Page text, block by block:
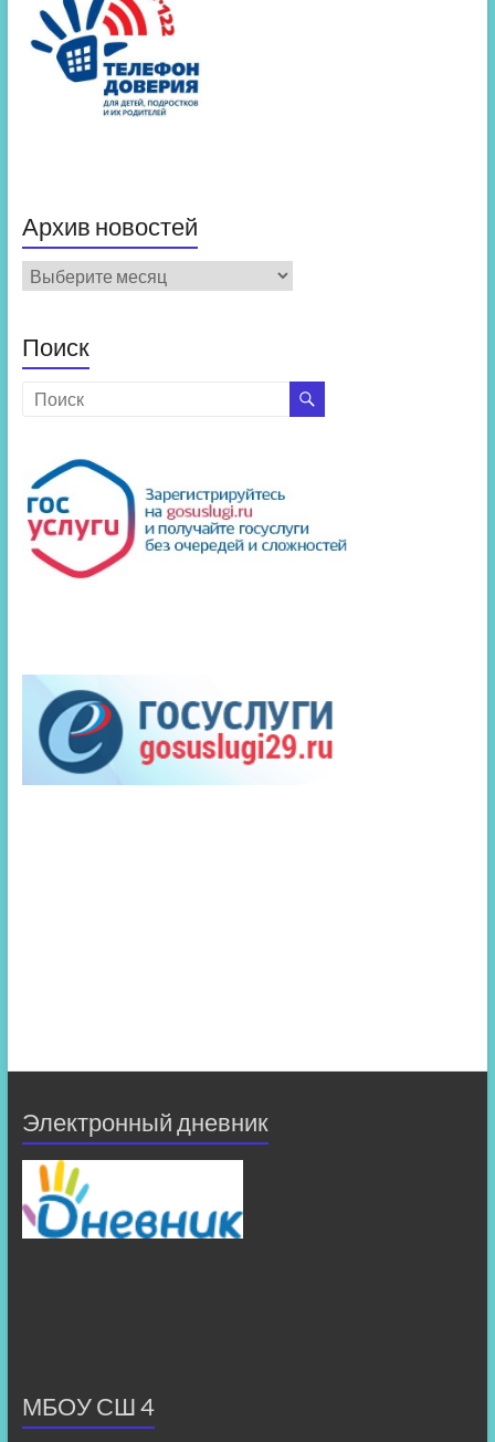
Архив новостей
Архив
новостей
Поиск
Электронный дневник
МБОУ СШ 4